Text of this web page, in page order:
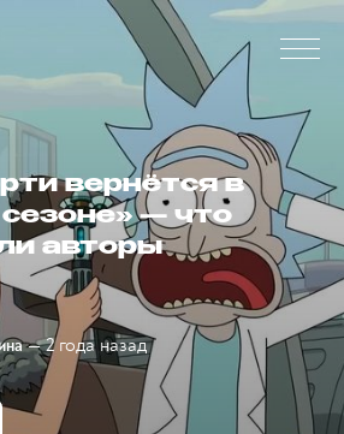
вернётся в
— что
авторы
— 2 года назад